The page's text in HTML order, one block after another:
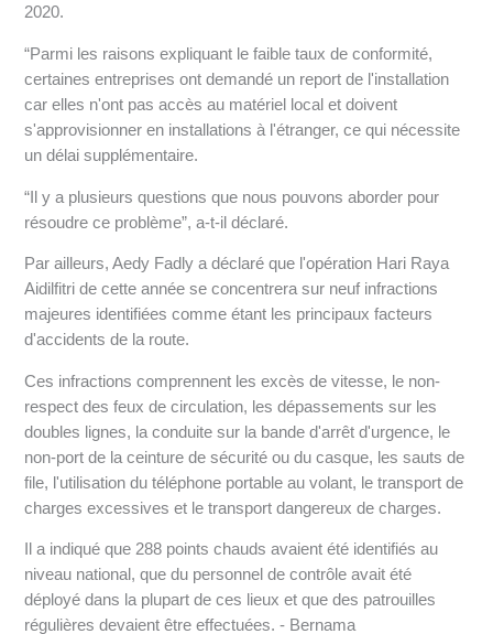
2020.
“Parmi les raisons expliquant le faible taux de conformité,
certaines entreprises ont demandé un report de l'installation
car elles n'ont pas accès au matériel local et doivent
s'approvisionner en installations à l'étranger, ce qui nécessite
un délai supplémentaire.
“Il y a plusieurs questions que nous pouvons aborder pour
résoudre ce problème”, a-t-il déclaré.
Par ailleurs, Aedy Fadly a déclaré que l'opération Hari Raya
Aidilfitri de cette année se concentrera sur neuf infractions
majeures identifiées comme étant les principaux facteurs
d'accidents de la route.
Ces infractions comprennent les excès de vitesse, le non-
respect des feux de circulation, les dépassements sur les
doubles lignes, la conduite sur la bande d'arrêt d'urgence, le
non-port de la ceinture de sécurité ou du casque, les sauts de
file, l'utilisation du téléphone portable au volant, le transport de
charges excessives et le transport dangereux de charges.
Il a indiqué que 288 points chauds avaient été identifiés au
niveau national, que du personnel de contrôle avait été
déployé dans la plupart de ces lieux et que des patrouilles
régulières devaient être effectuées. - Bernama